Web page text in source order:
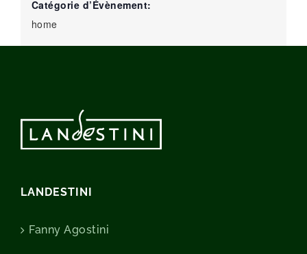
Catégorie d’Évènement:
home
LANDESTINI
Fanny Agostini